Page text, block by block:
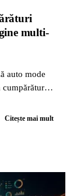
multi-
auto mode
cumpărăturile
multi-
Citește mai mult